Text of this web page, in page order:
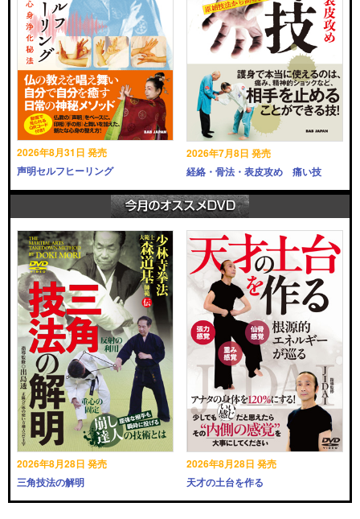
2026年8月31日 発売
声明セルフヒーリング
2026年7月8日 発売
経絡・骨法・表皮攻め 痛い技
2026年8月28日 発売
三角技法の解明
2026年8月28日 発売
天才の土台を作る